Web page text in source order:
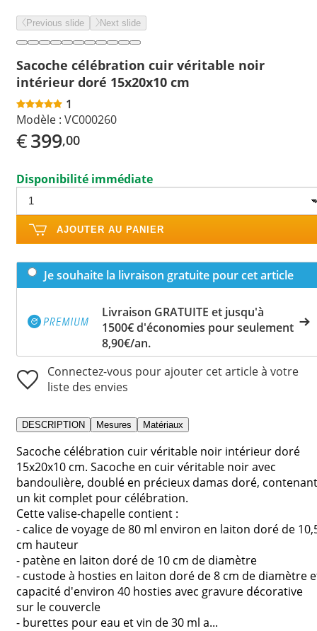
Previous slide Next slide
Sacoche célébration cuir véritable noir
intérieur doré 15x20x10 cm
1
Modèle : VC000260
€399,00
Disponibilité immédiate
AJOUTER AU PANIER
Je souhaite la livraison gratuite pour cet article
Livraison GRATUITE et jusqu'à
1500€ d'économies pour seulement
8,90€/an.
Connectez-vous pour ajouter cet article à votre
liste des envies
DESCRIPTION Mesures Matériaux
Sacoche célébration cuir véritable noir intérieur doré
15x20x10 cm. Sacoche en cuir véritable noir avec
bandoulière, doublé en précieux damas doré, contenant
un kit complet pour célébration.
Cette valise-chapelle contient :
- calice de voyage de 80 ml environ en laiton doré de
cm hauteur
- patène en laiton doré de 10 cm de diamètre
- custode à hosties en laiton doré de 8 cm de diamètre
capacité d'environ 40 hosties avec gravure décorative
sur le couvercle
- burettes pour eau et vin de 30 ml a...